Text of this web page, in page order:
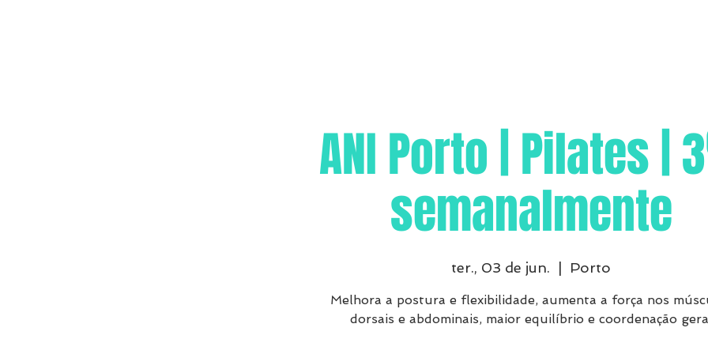
ANI Porto | Pilates |
semanalmente
ter., 03 de jun. Porto
Melhora a postura e flexibilidade, aumenta a força nos
dorsais e abdominais, maior equilíbrio e coordenação